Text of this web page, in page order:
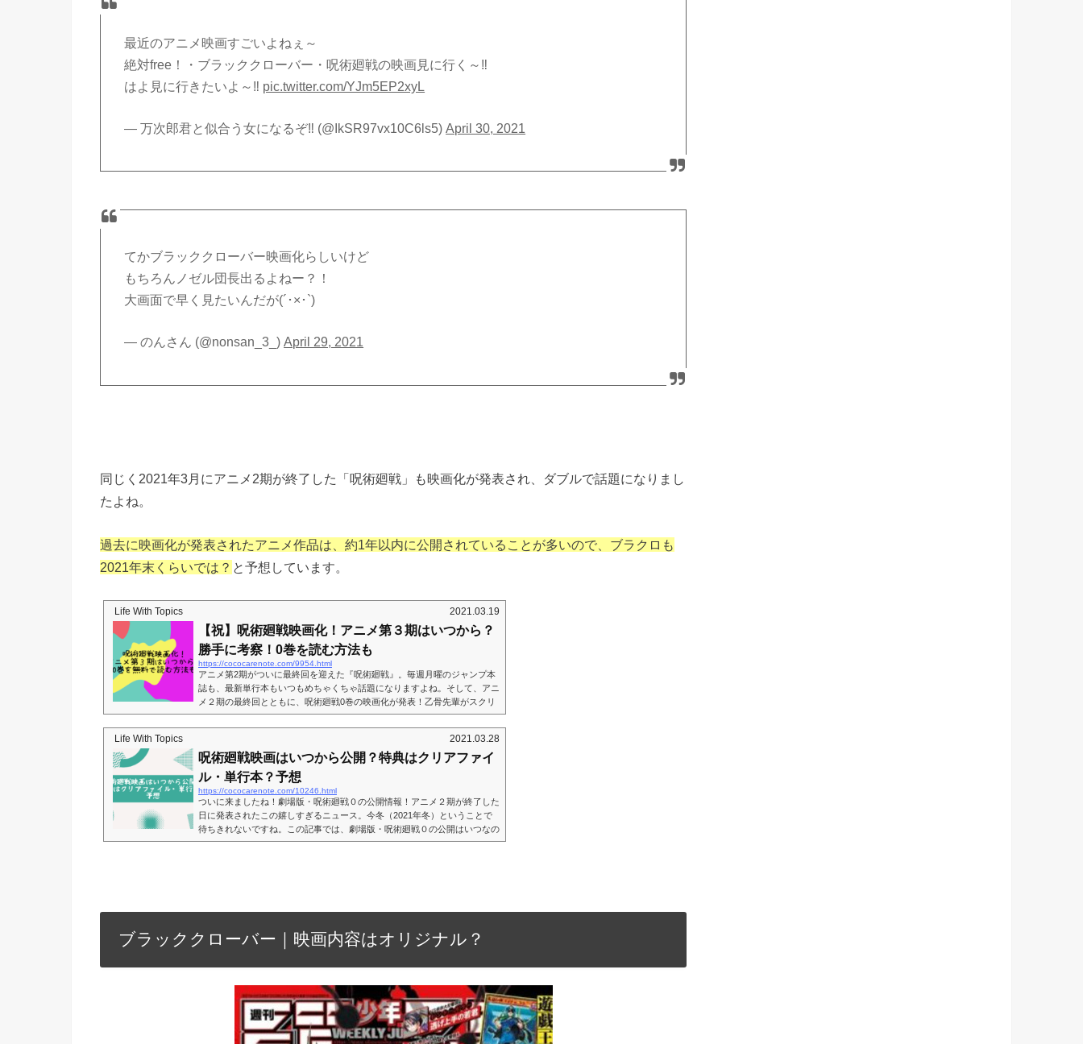
最近のアニメ映画すごいよねぇ～
絶対free！・ブラッククローバー・呪術廻戦の映画見に行く～‼
はよ見に行きたいよ～‼ pic.twitter.com/YJm5EP2xyL
— 万次郎君と似合う女になるぞ‼ (@IkSR97vx10C6ls5)April 30, 2021
てかブラッククローバー映画化らしいけど
もちろんノゼル団長出るよねー？！
大画面で早く見たいんだが(´･×･`)
— のんさん (@nonsan_3_)April 29, 2021
同じく2021年3月にアニメ2期が終了した「呪術廻戦」も映画化が発表され、ダブルで話題になりまし
たよね。
過去に映画化が発表されたアニメ作品は、約1年以内に公開されていることが多いので、ブラクロも
2021年末くらいでは？ と予想しています。
Life With Topics 2021.03.19
【祝】呪術廻戦映画化！アニメ第３期はいつから？
勝手に考察！0巻を読む方法も
https://cococarenote.com/9954.html
アニメ第2期がついに最終回を迎えた『呪術廻戦』。毎週月曜のジャンプ本
誌も、最新単行本もいつもめちゃくちゃ話題になりますよね。そして、アニ
メ２期の最終回とともに、呪術廻戦0巻の映画化が発表！乙骨先輩がスクリ
ーンで見れるの、ほんとうれしいですね～！この記事では、アニメ第３期は
いつから？を勝手に考察し、呪術廻戦0巻を無料で先取りで読む方法もご紹
介します。※あくまでも、いち熱烈ファンの勝手な考察ですのでご了承くだ
さい※ ＼初回登録なら初月会費が無料です／今すぐ無料で見る★U-Nextは
初回登録なら月額無料★途...
Life With Topics 2021.03.28
呪術廻戦映画はいつから公開？特典はクリアファイ
ル・単行本？予想
https://cococarenote.com/10246.html
ついに来ましたね！劇場版・呪術廻戦０の公開情報！アニメ２期が終了した
日に発表されたこの嬉しすぎるニュース。今冬（2021年冬）ということで
待ちきれないですね。この記事では、劇場版・呪術廻戦０の公開はいつなの
か？前売り（ムビチケ）の情報や気になる劇場版の特典なども予想していき
ブラッククローバー｜映画内容はオリジナル？